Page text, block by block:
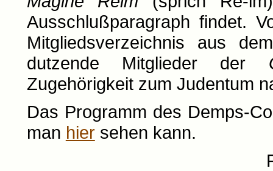
Ausschlußparagraph findet.
Mitgliedsverzeichnis aus
dutzende Mitglieder der
Zugehörigkeit zum Judentum
Das Programm des Demps-
man hiersehen kann.